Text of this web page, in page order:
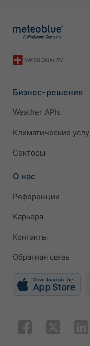
Бизнес-решения
Weather APIs
Климатические
Секторы
О нас
Референции
Карьера
Контакты
Обратная связь